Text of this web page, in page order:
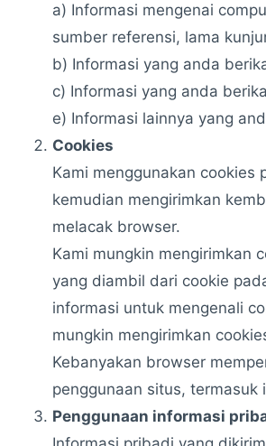
a) Informasi mengenai
sumber referensi, lama
b) Informasi yang anda
c) Informasi yang anda
e) Informasi lainnya yang
Cookies
Kami menggunakan
kemudian mengirimkan
melacak browser.
Kami mungkin mengirimkan
yang diambil dari cookie
informasi untuk mengenali
mungkin mengirimkan
Kebanyakan browser
penggunaan situs, termasuk
Penggunaan informasi